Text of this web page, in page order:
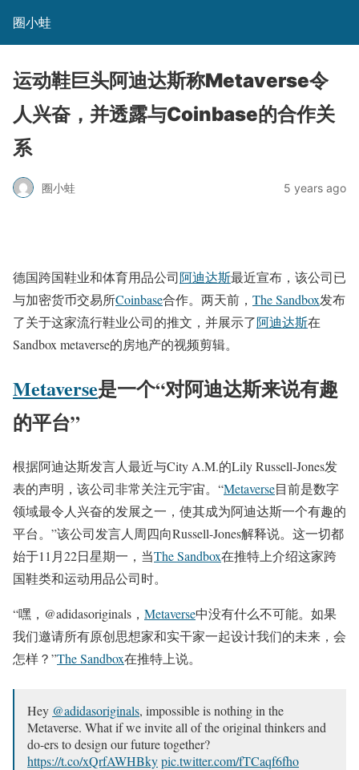
圈小蛙
运动鞋巨头阿迪达斯称Metaverse令
人兴奋，并透露与Coinbase的合作关
系
圈小蛙 5 years ago
德国跨国鞋业和体育用品公司阿迪达斯最近宣布，该公司已
与加密货币交易所Coinbase合作。两天前， The Sandbox发布
了关于这家流行鞋业公司的推文，并展示了阿迪达斯在
Sandbox metaverse的房地产的视频剪辑。
Metaverse是一个“对阿迪达斯来说有趣
的平台”
根据阿迪达斯发言人最近与City A.M.的Lily Russell-Jones发
表的声明，该公司非常关注元宇宙。“Metaverse目前是数字
领域最令人兴奋的发展之一，使其成为阿迪达斯一个有趣的
平台。”该公司发言人周四向Russell-Jones解释说。这一切都
始于11月22日星期一，当The Sandbox在推特上介绍这家跨
国鞋类和运动用品公司时。
“嘿，@adidasoriginals， Metaverse中没有什么不可能。如果
我们邀请所有原创思想家和实干家一起设计我们的未来，会
怎样？”The Sandbox在推特上说。
Hey @adidasoriginals, impossible is nothing in the
Metaverse. What if we invite all of the original thinkers and
do-ers to design our future together?
https://t.co/xQrfAWHBkypic.twitter.com/fTCaqf6fho